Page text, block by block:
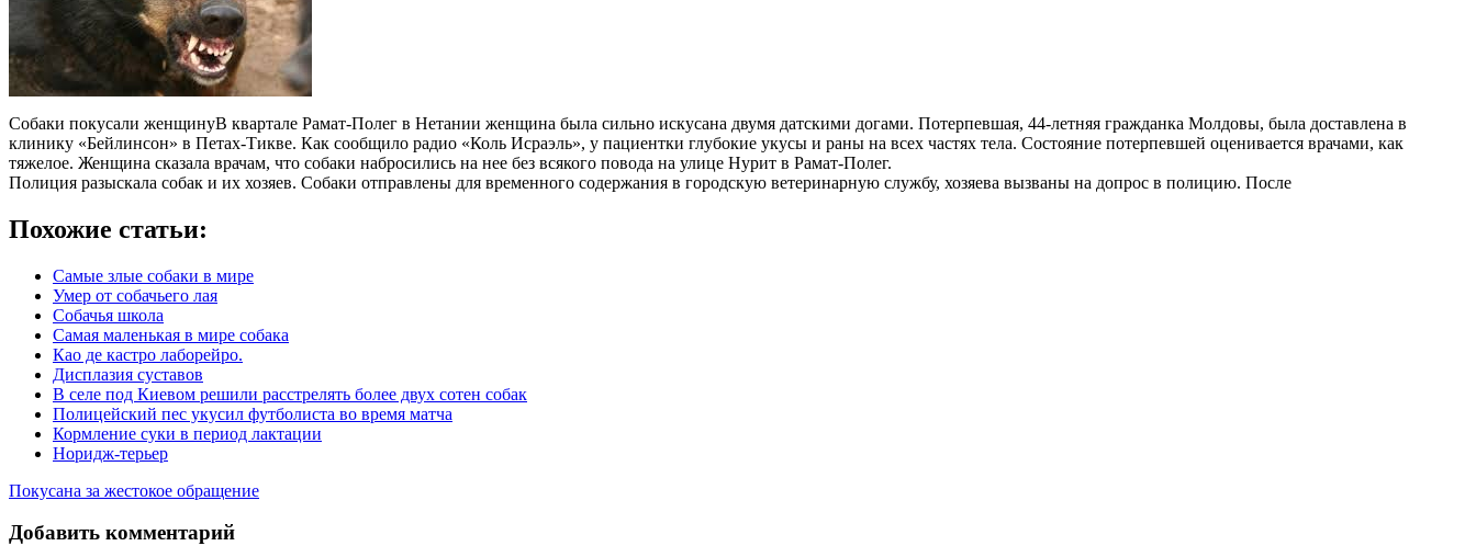
Собаки покусали женщинуВ квартале Рамат-Полег в Нетании женщина была сильно искусана двумя датскими догами. Потерпевшая, 44-летняя гражданка Молдовы, была доставлена в
клинику «Бейлинсон» в Петах-Тикве. Как сообщило радио «Коль Исраэль», у пациентки глубокие укусы и раны на всех частях тела. Состояние потерпевшей оценивается врачами, как
тяжелое. Женщина сказала врачам, что собаки набросились на нее без всякого повода на улице Нурит в Рамат-Полег.
Полиция разыскала собак и их хозяев. Собаки отправлены для временного содержания в городскую ветеринарную службу, хозяева вызваны на допрос в полицию. После
Похожие статьи:
Самые злые собаки в мире
Умер от собачьего лая
Собачья школа
Самая маленькая в мире собака
Као де кастро лаборейро.
Дисплазия суставов
В селе под Киевом решили расстрелять более двух сотен собак
Полицейский пес укусил футболиста во время матча
Кормление суки в период лактации
Норидж-терьер
Покусана за жестокое обращение
Добавить комментарий